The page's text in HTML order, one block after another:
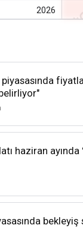
2026
haziran ayında
bekleyiş